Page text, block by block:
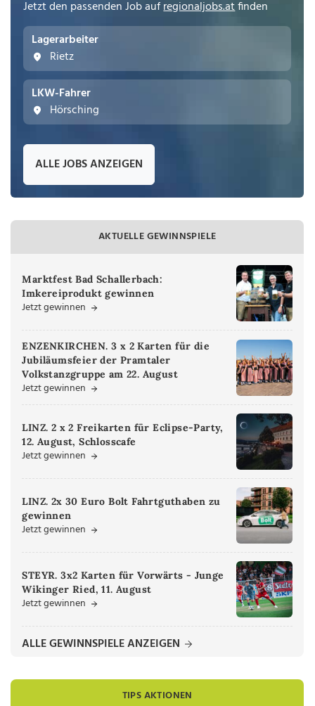
Jetzt den passenden Job aufregionaljobs.atfinden
Lagerarbeiter
Rietz
LKW-Fahrer
Hörsching
ALLE JOBS ANZEIGEN
AKTUELLE GEWINNSPIELE
Marktfest Bad Schallerbach:
Imkereiprodukt gewinnen
Jetzt gewinnen
ENZENKIRCHEN. 3 x 2 Karten für die
Jubiläumsfeier der Pramtaler
Volkstanzgruppe am 22. August
Jetzt gewinnen
LINZ. 2 x 2 Freikarten für Eclipse-Party,
12. August, Schlosscafe
Jetzt gewinnen
LINZ. 2x 30 Euro Bolt Fahrtguthaben zu
gewinnen
Jetzt gewinnen
STEYR. 3x2 Karten für Vorwärts - Junge
Wikinger Ried, 11. August
Jetzt gewinnen
ALLE GEWINNSPIELE ANZEIGEN
TIPS AKTIONEN